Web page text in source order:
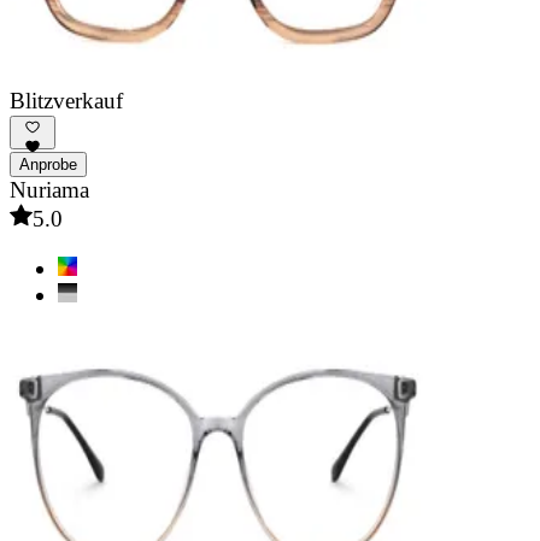
Blitzverkauf
Anprobe
Nuriama
5.0